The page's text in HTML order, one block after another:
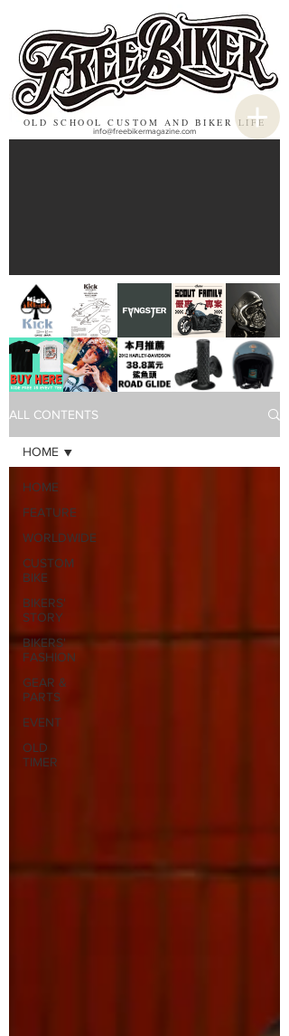
OLD SCHOOL CUSTOM AND BIKER LIFE
info@freebikermagazine.com
ALL CONTENTS
HOME
FEATURE
WORLDWIDE
CUSTOM
BIKE
BIKERS'
STORY
BIKERS'
FASHION
GEAR &
PARTS
EVENT
OLD
TIMER
HOME